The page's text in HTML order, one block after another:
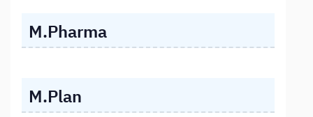
M.Pharma
M.Plan